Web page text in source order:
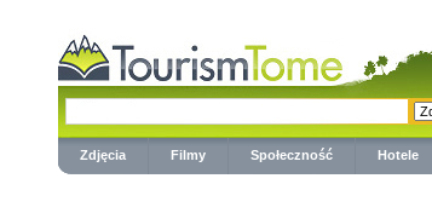
Zdjęcia Filmy Społeczność Hotele